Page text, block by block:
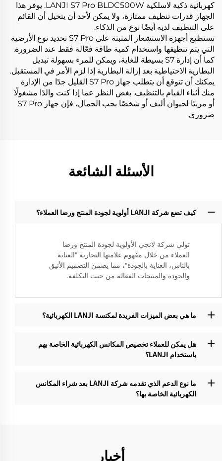
كهربائية ذكية لاسلكية LANJI S7 Pro BLDC500W. يوفر هذا
الجهاز قدرات تنظيف ممتازة، ولا يمكن لأحد أن يتخيل أن القائم
على التنظيف لديه أيضًا نوع من الذكاء.
تستطيع أجهزة الاستشعار المثبتة على S7 Pro تحديد نوع الأرضية
التي يتم تنظيفها واستخدام كمية طاقة فعّالة فقط عند الضرورة.
كما أن إدارة S7 بسيطة للغاية، ويمكن للمرء بسهولة تبديل
البطارية الاحتياطية بعد إزالة البطارية إذا لزم الأمر في المستقبل.
يمكنك أن تتوقع أن يتطلب جهاز S7 Pro القليل جدًا من الإدارة
منك أثناء القيام بالتنظيف. بغض النظر عما إذا كنت والدًا مشغولًا
أو مربيًا لحيوان أليف أو شخصًا يحب الجمال، فإن جهاز S7 Pro
ضروري.
الأسئلة الشائعة
كيف تضع شركة LANJI أولوية لجودة المنتج ورضا العملاء؟
تولي شركة لانجي الأولوية لجودة المنتج ورضا
العملاء من خلال مفهوم علامتها التجارية "العناية
بالناس، العناية بالجودة"، مما يضمن التصميم الأنيق
والجودة والمنتجات الفعالة من حيث التكلفة.
ما هي بعض الميزات الفريدة لمكنسة LANJI الكهربائية؟‌
هل يمكن للعملاء تخصيص المكانس الكهربائية الخاصة بهم
باستخدام LANJI؟‌
ما نوع الدعم الذي تقدمه شركة LANJI بعد شراء المكانس
الكهربائية الخاصة بها؟
أخبار